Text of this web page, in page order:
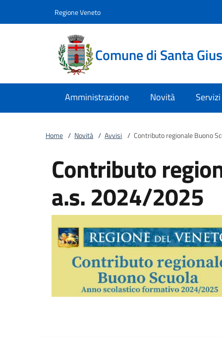
Regione Veneto
Comune di Santa
Amministrazione Novità Servizi
Home / Novità / Avvisi / Contributo regionale Buono
Contributo
a.s. 2024/2025